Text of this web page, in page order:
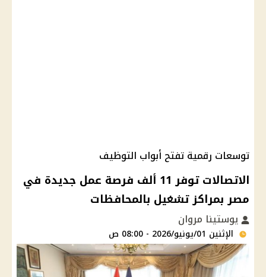
توسعات رقمية تفتح أبواب التوظيف
الاتصالات توفر 11 ألف فرصة عمل جديدة في
مصر بمراكز تشغيل بالمحافظات
يوستينا مروان
الإثنين 01/يونيو/2026 - 08:00 ص